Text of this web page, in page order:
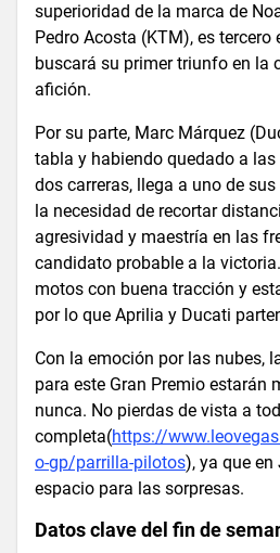
superioridad de la marca de
Pedro Acosta (KTM), es tercero
buscará su primer triunfo en la
afición.
Por su parte, Marc Márquez
tabla y habiendo quedado a
dos carreras, llega a uno de
la necesidad de recortar
agresividad y maestría en las
candidato probable a la
motos con buena tracción y
por lo que Aprilia y Ducati
Con la emoción por las nubes,
para este Gran Premio estarán
nunca. No pierdas de vista a
completa(https://
o-gp/parrilla-pilotos), ya que en
espacio para las sorpresas.
Datos clave del fin de